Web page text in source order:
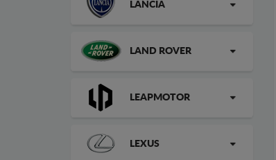
LANCIA
LAND ROVER
LEAPMOTOR
LEXUS